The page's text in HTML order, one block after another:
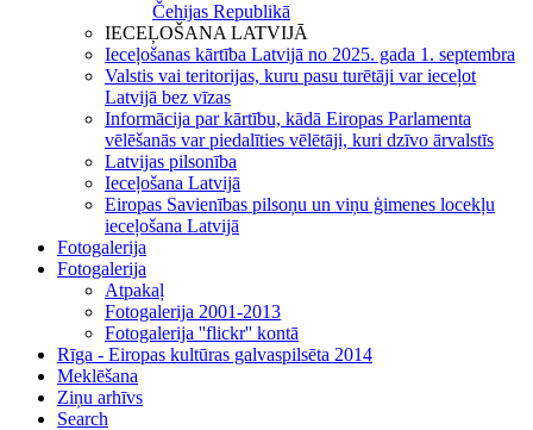
Čehijas Republikā
IECEĻOŠANA LATVIJĀ
Ieceļošanas kārtība Latvijā no 2025. gada 1. septembra
Valstis vai teritorijas, kuru pasu turētāji var ieceļot
Latvijā bez vīzas
Informācija par kārtību, kādā Eiropas Parlamenta
vēlēšanās var piedalīties vēlētāji, kuri dzīvo ārvalstīs
Latvijas pilsonība
Ieceļošana Latvijā
Eiropas Savienības pilsoņu un viņu ģimenes locekļu
ieceļošana Latvijā
Fotogalerija
Fotogalerija
Atpakaļ
Fotogalerija 2001-2013
Fotogalerija ''flickr'' kontā
Rīga - Eiropas kultūras galvaspilsēta 2014
Meklēšana
Ziņu arhīvs
Search